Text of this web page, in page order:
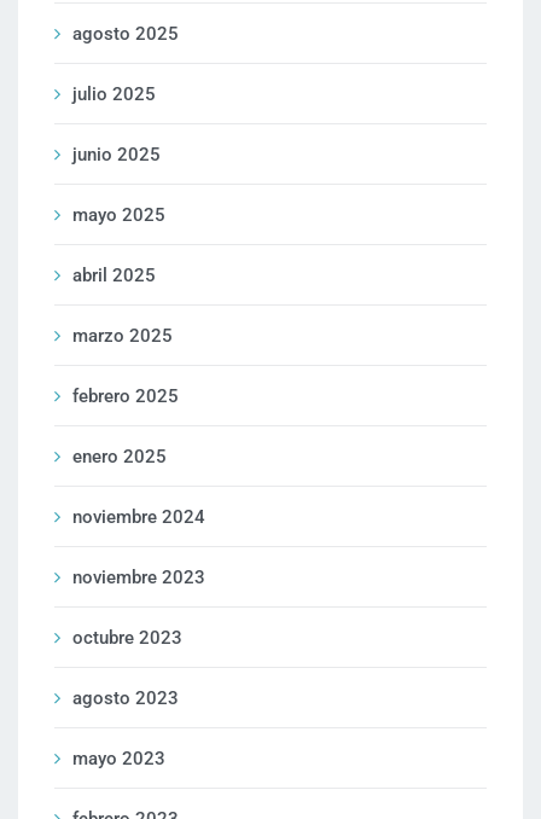
agosto 2025
julio 2025
junio 2025
mayo 2025
abril 2025
marzo 2025
febrero 2025
enero 2025
noviembre 2024
noviembre 2023
octubre 2023
agosto 2023
mayo 2023